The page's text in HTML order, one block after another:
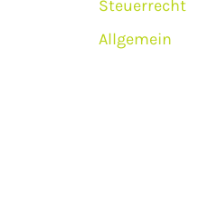
Steuerrecht
Allgemein